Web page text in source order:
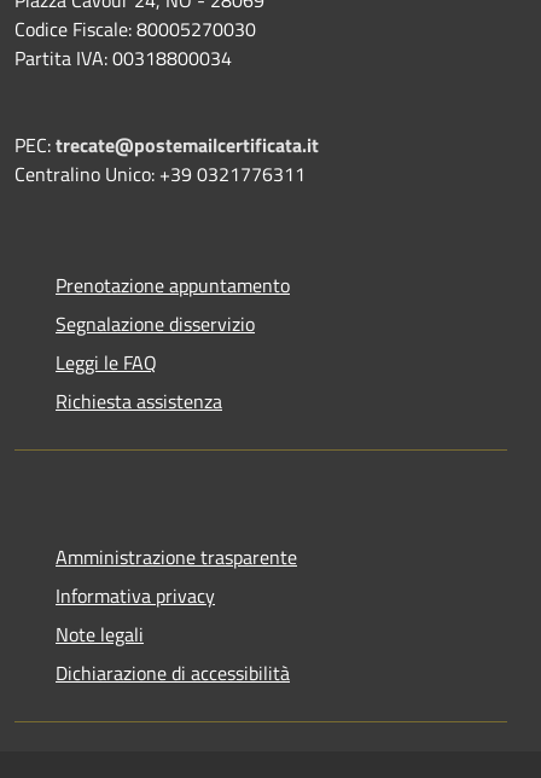
Codice Fiscale: 80005270030
Partita IVA: 00318800034
PEC:trecate@postemailcertificata.it
Centralino Unico: +39 0321776311
Prenotazione appuntamento
Segnalazione disservizio
Leggi le FAQ
Richiesta assistenza
Amministrazione trasparente
Informativa privacy
Note legali
Dichiarazione di accessibilità